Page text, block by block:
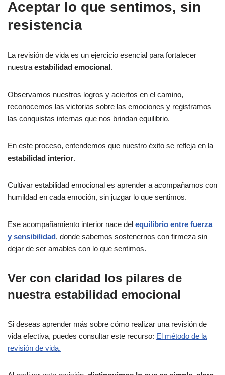
Aceptar lo que sentimos, sin
resistencia
La revisión de vida es un ejercicio esencial para fortalecer
nuestra estabilidad emocional.
Observamos nuestros logros y aciertos en el camino,
reconocemos las victorias sobre las emociones y registramos
las conquistas internas que nos brindan equilibrio.
En este proceso, entendemos que nuestro éxito se refleja en la
estabilidad interior.
Cultivar estabilidad emocional es aprender a acompañarnos con
humildad en cada emoción, sin juzgar lo que sentimos.
Ese acompañamiento interior nace del equilibrio entre fuerza
y sensibilidad, donde sabemos sostenernos con firmeza sin
dejar de ser amables con lo que sentimos.
Ver con claridad los pilares de
nuestra estabilidad emocional
Si deseas aprender más sobre cómo realizar una revisión de
vida efectiva, puedes consultar este recurso: El método de la
revisión de vida.